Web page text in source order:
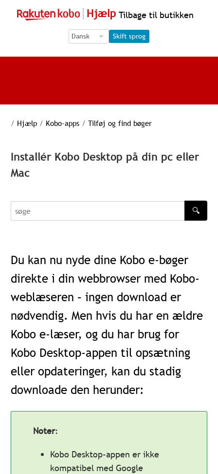
Hjælp Tilbage til butikken
Language Selection
Language Selection
Skift sprog
/ Hjælp / Kobo-apps / Tilføj og find bøger
Installér Kobo Desktop på din pc eller
Mac
søge
🔍
Du kan nu nyde dine Kobo e-bøger
direkte i din webbrowser med Kobo-
weblæseren – ingen download er
nødvendig. Men hvis du har en ældre
Kobo e-læser, og du har brug for
Kobo Desktop-appen til opsætning
eller opdateringer, kan du stadig
downloade den herunder:
Noter:
Kobo Desktop-appen er ikke
kompatibel med Google